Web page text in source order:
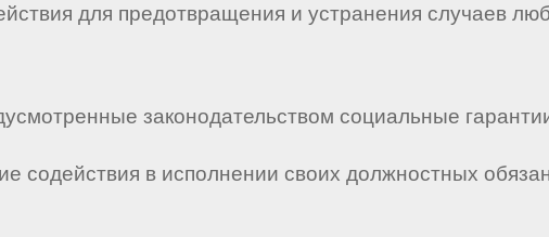
для предотвращения и устранения случаев
законодательством социальные
содействия в исполнении своих должностных